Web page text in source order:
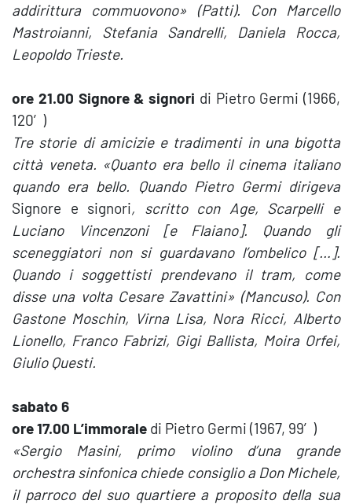
addirittura commuovono» (Patti). Con Marcello
Mastroianni, Stefania Sandrelli, Daniela Rocca,
Leopoldo Trieste.
ore 21.00 Signore & signori di Pietro Germi (1966,
120′)
Tre storie di amicizie e tradimenti in una bigotta
città veneta. «Quanto era bello il cinema italiano
quando era bello. Quando Pietro Germi dirigeva
Signore e signori, scritto con Age, Scarpelli e
Luciano Vincenzoni [e Flaiano]. Quando gli
sceneggiatori non si guardavano l’ombelico […].
Quando i soggettisti prendevano il tram, come
disse una volta Cesare Zavattini» (Mancuso). Con
Gastone Moschin, Virna Lisa, Nora Ricci, Alberto
Lionello, Franco Fabrizi, Gigi Ballista, Moira Orfei,
Giulio Questi.
sabato 6
ore 17.00 L’immorale di Pietro Germi (1967, 99′)
«Sergio Masini, primo violino d’una grande
orchestra sinfonica chiede consiglio a Don Michele,
il parroco del suo quartiere a proposito della sua